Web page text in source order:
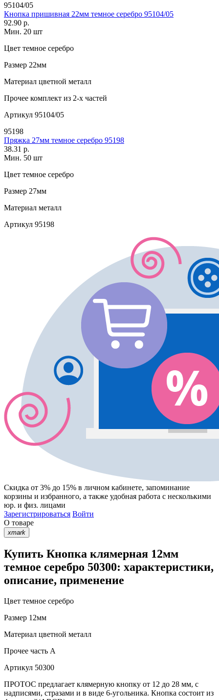
95104/05
Кнопка пришивная 22мм темное серебро 95104/05
92.90 р.
Мин. 20 шт
Цвет темное серебро
Размер 22мм
Материал цветной металл
Прочее комплект из 2-х частей
Артикул 95104/05
95198
Пряжка 27мм темное серебро 95198
38.31 р.
Мин. 50 шт
Цвет темное серебро
Размер 27мм
Материал металл
Артикул 95198
Скидка от 3% до 15% в личном кабинете, запоминание
корзины и избранного, а также удобная работа с несколькими
юр. и физ. лицами
Зарегистрироваться Войти
О товаре
xmark
Купить Кнопка клямерная 12мм
темное серебро 50300: характеристики,
описание, применение
Цвет темное серебро
Размер 12мм
Материал цветной металл
Прочее часть A
Артикул 50300
ПРОТОС предлагает клямерную кнопку от 12 до 28 мм, с
надписями, стразами и в виде 6-угольника. Кнопка состоит из